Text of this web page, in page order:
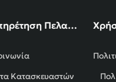
Εξυπηρέτηση Πελατών
Κατασκευαστών